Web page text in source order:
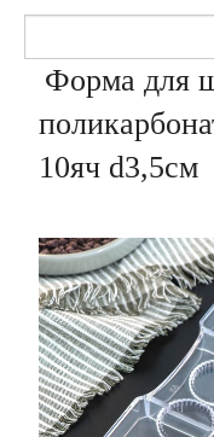
Форма для
10яч d3,5см